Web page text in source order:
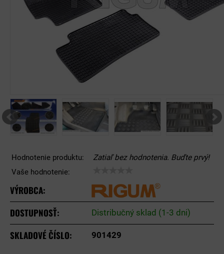
Hodnotenie produktu:
Zatiaľ bez hodnotenia. Buďte prvý!
Vaše hodnotenie:
VÝROBCA:
DOSTUPNOSŤ:
Distribučný sklad (1-3 dni)
SKLADOVÉ ČÍSLO: 901429